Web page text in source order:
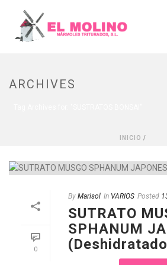
ARCHIVES
INICIO /
0
By Marisol In VARIOS Posted
SUTRATO
SPHANUM